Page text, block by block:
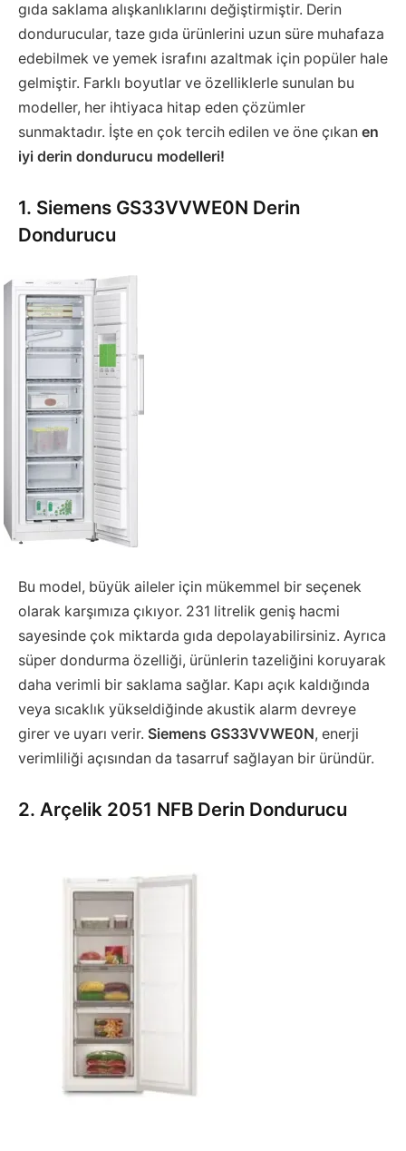
gıda saklama alışkanlıklarını değiştirmiştir. Derin
dondurucular, taze gıda ürünlerini uzun süre muhafaza
edebilmek ve yemek israfını azaltmak için popüler hale
gelmiştir. Farklı boyutlar ve özelliklerle sunulan bu
modeller, her ihtiyaca hitap eden çözümler
sunmaktadır. İşte en çok tercih edilen ve öne çıkan en
iyi derin dondurucu modelleri!
1. Siemens GS33VVWE0N Derin
Dondurucu
Bu model, büyük aileler için mükemmel bir seçenek
olarak karşımıza çıkıyor. 231 litrelik geniş hacmi
sayesinde çok miktarda gıda depolayabilirsiniz. Ayrıca
süper dondurma özelliği, ürünlerin tazeliğini koruyarak
daha verimli bir saklama sağlar. Kapı açık kaldığında
veya sıcaklık yükseldiğinde akustik alarm devreye
girer ve uyarı verir. Siemens GS33VVWE0N, enerji
verimliliği açısından da tasarruf sağlayan bir üründür.
2. Arçelik 2051 NFB Derin Dondurucu